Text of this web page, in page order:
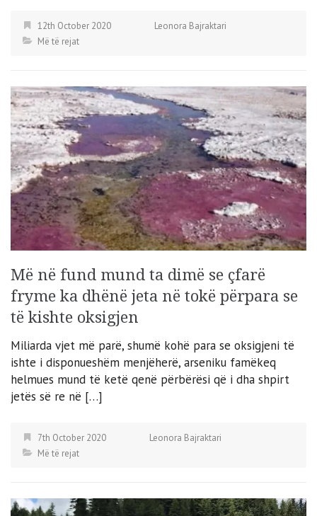
12th October 2020
Leonora Bajraktari
Më të rejat
Më në fund mund ta dimë se çfarë
fryme ka dhënë jeta në tokë përpara se
të kishte oksigjen
Miliarda vjet më parë, shumë kohë para se oksigjeni të
ishte i disponueshëm menjëherë, arseniku famëkeq
helmues mund të ketë qenë përbërësi që i dha shpirt
jetës së re në […]
7th October 2020
Leonora Bajraktari
Më të rejat